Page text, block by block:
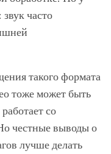
часто
такого формата
тоже может быть
со
честные выводы о
лучше делать